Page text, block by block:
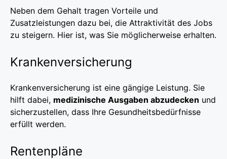
Neben dem Gehalt tragen Vorteile und
Zusatzleistungen dazu bei, die Attraktivität des Jobs
zu steigern. Hier ist, was Sie möglicherweise erhalten.
Krankenversicherung
Krankenversicherung ist eine gängige Leistung. Sie
hilft dabei, medizinische Ausgaben abzudecken und
sicherzustellen, dass Ihre Gesundheitsbedürfnisse
erfüllt werden.
Rentenpläne